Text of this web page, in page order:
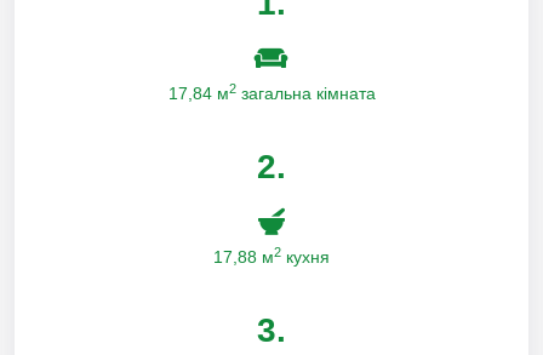
17,84 м2загальна кімната
2.
17,88 м2 кухня
3.